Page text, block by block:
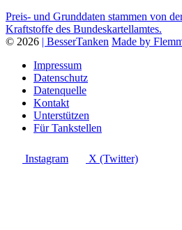
Preis- und Grunddaten stammen von
Kraftstoffe des Bundeskartellamtes.
© 2026 | BesserTanken Made by
Impressum
Datenschutz
Datenquelle
Kontakt
Unterstützen
Für Tankstellen
Instagram X (Twitter)